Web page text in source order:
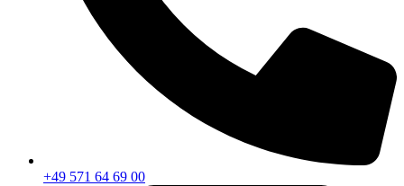
+49 571 64 69 00